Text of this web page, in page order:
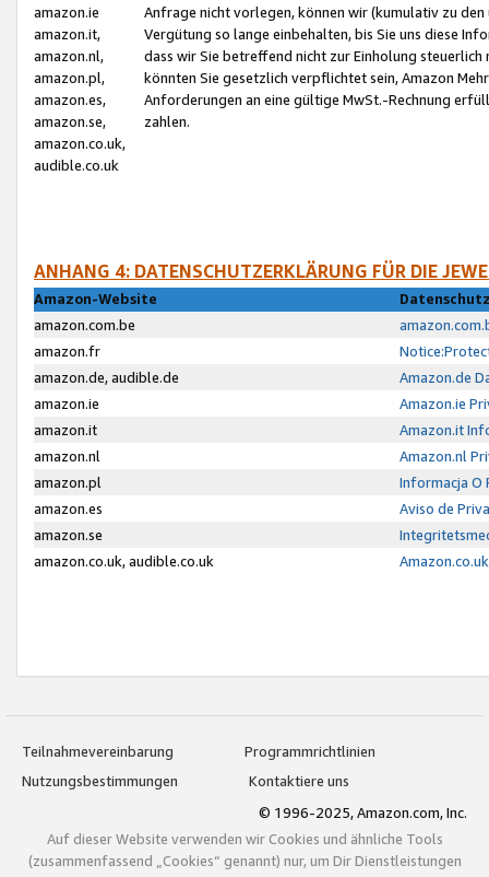
amazon.ie
amazon.it,
amazon.nl,
amazon.pl,
amazon.es,
amazon.se,
amazon.co.uk,
audible.co.uk
Anfrage nicht vorlegen, können wir (kumulativ zu
Vergütung so lange einbehalten, bis Sie uns diese
dass wir Sie betreffend nicht zur Einholung
könnten Sie gesetzlich verpflichtet sein, Amazon
Anforderungen an eine gültige MwSt.-Rechnung
zahlen.
ANHANG 4: DATENSCHUTZERKLÄRUNG FÜR DIE
Amazon-Website
amazon.com.be
amazon.fr
amazon.de, audible.de
Amazon.de
amazon.ie
Amazon.ie
amazon.it
Amazon.it
amazon.nl
Amazon.nl
amazon.pl
Informacja O
amazon.es
Aviso de
amazon.se
amazon.co.uk, audible.co.uk
Teilnahmevereinbarung
Programmrichtlinien
Nutzungsbestimmungen
Kontaktiere uns
© 1996-2025, Amazon.com, Inc.
Auf dieser Website verwenden wir Cookies und ähnliche Tools
(zusammenfassend „Cookies“ genannt) nur, um Dir Dienstleistungen